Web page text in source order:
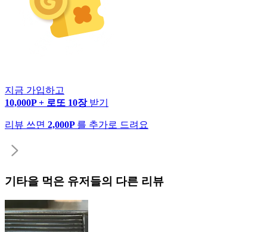
지금 가입하고
10,000P + 로또 10장 받기
리뷰 쓰면 2,000P 를 추가로 드려요
기타을 먹은 유저들의 다른 리뷰